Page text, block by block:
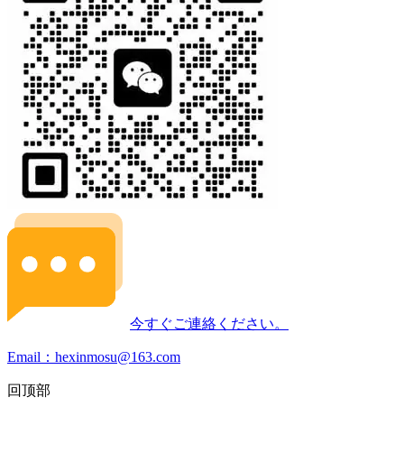
今すぐご連絡ください。
Email：hexinmosu@163.com
回顶部